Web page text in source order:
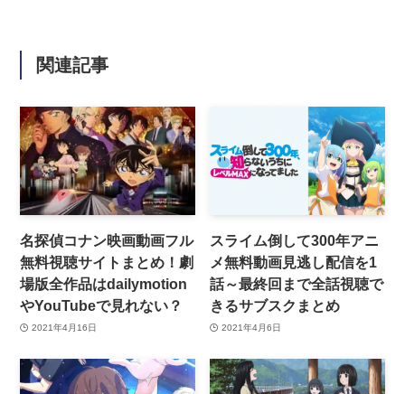
関連記事
名探偵コナン映画動画フル
無料視聴サイトまとめ！劇
場版全作品はdailymotion
やYouTubeで見れない？
2021年4月16日
スライム倒して300年アニ
メ無料動画見逃し配信を1
話～最終回まで全話視聴で
きるサブスクまとめ
2021年4月6日